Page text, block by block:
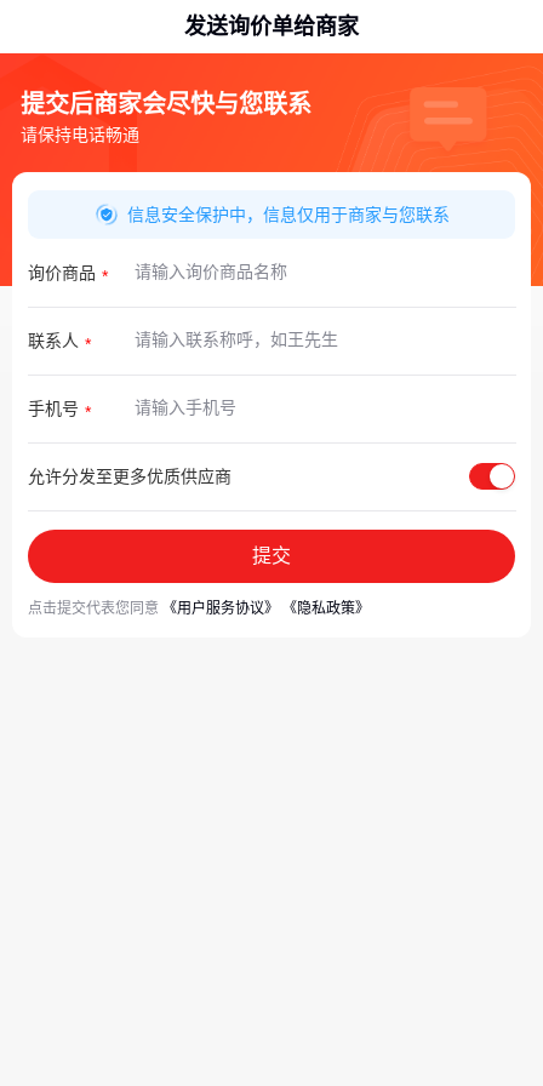
发送询价单给商家
提交后商家会尽快与您联系
请保持电话畅通
信息安全保护中，信息仅用于商家与您联系
询价商品
联系人
手机号
允许分发至更多优质供应商
提交
点击提交代表您同意 《用户服务协议》 《隐私政策》